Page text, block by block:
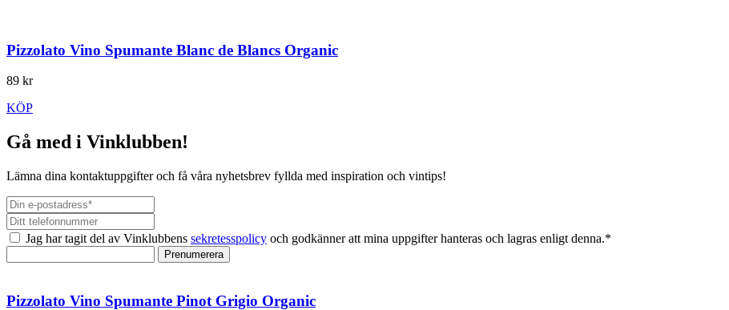
Pizzolato Vino Spumante Blanc de Blancs Organic
89 kr
KÖP
Gå med i Vinklubben!
Lämna dina kontaktuppgifter och få våra nyhetsbrev fyllda med inspiration och vintips!
Jag har tagit del av Vinklubbens sekretesspolicy och godkänner att mina uppgifter hanteras och lagras enligt denna.*
Prenumerera
Pizzolato Vino Spumante Pinot Grigio Organic